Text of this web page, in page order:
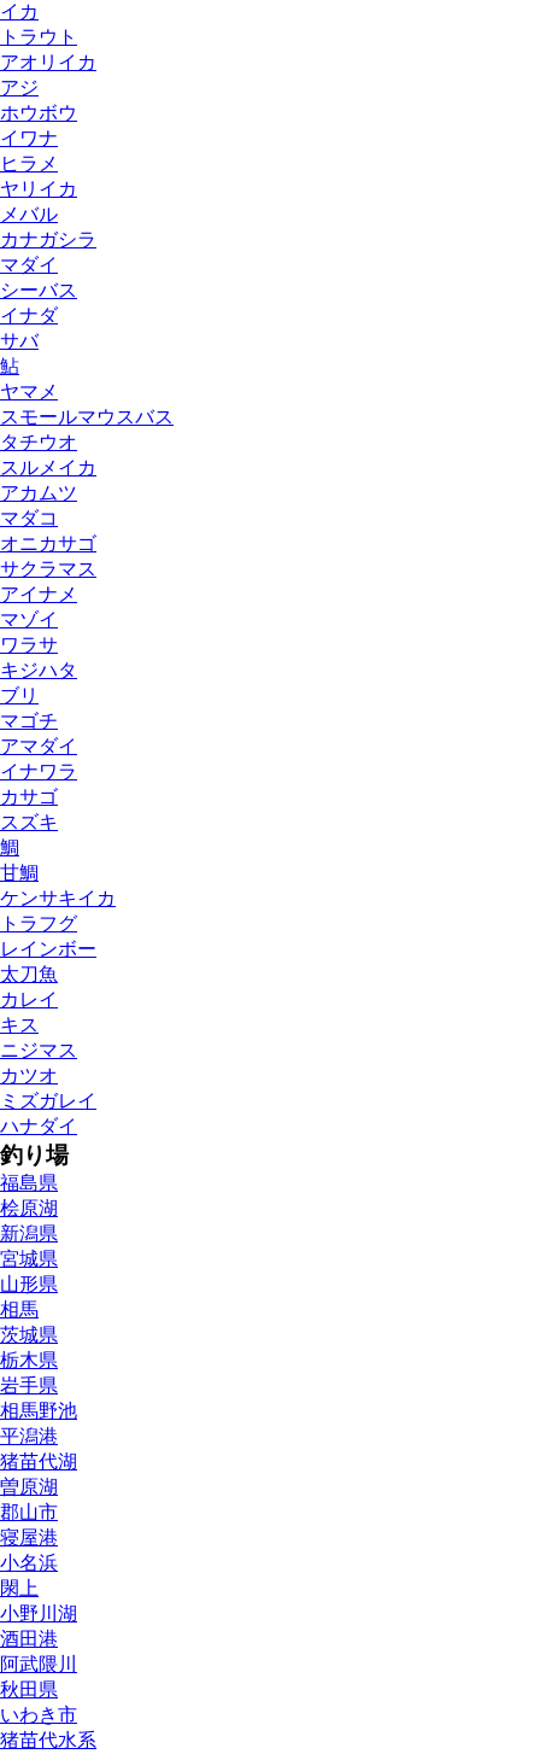
イカ
トラウト
アオリイカ
アジ
ホウボウ
イワナ
ヒラメ
ヤリイカ
メバル
カナガシラ
マダイ
シーバス
イナダ
サバ
鮎
ヤマメ
スモールマウスバス
タチウオ
スルメイカ
アカムツ
マダコ
オニカサゴ
サクラマス
アイナメ
マゾイ
ワラサ
キジハタ
ブリ
マゴチ
アマダイ
イナワラ
カサゴ
スズキ
鯛
甘鯛
ケンサキイカ
トラフグ
レインボー
太刀魚
カレイ
キス
ニジマス
カツオ
ミズガレイ
ハナダイ
釣り場
福島県
桧原湖
新潟県
宮城県
山形県
相馬
茨城県
栃木県
岩手県
相馬野池
平潟港
猪苗代湖
曽原湖
郡山市
寝屋港
小名浜
閖上
小野川湖
酒田港
阿武隈川
秋田県
いわき市
猪苗代水系